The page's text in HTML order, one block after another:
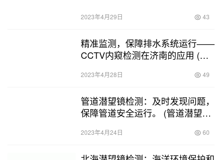
2023年4月29日 43
精准监测，保障排水系统运行——
CCTV内窥检测在济南的应用 (济
2023年4月28日 49
管道潜望镜检测：及时发现问题，
保障管道安全运行。 (管道潜望镜
2023年4月24日 60